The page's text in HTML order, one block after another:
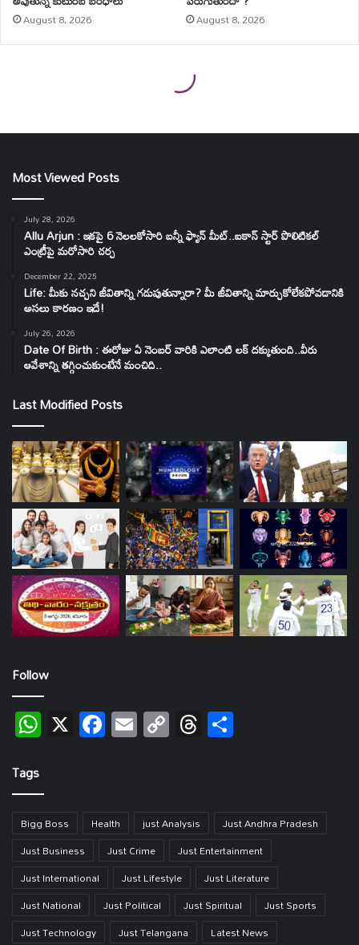
Most Viewed Posts
July 28, 2026
Allu Arjun : ఇకపై 6 నెలలకోసారి బన్నీ ఫ్యాన్ మీట్..ఐకాన్ స్టార్ పొలిటికల్
ఎంట్రీపై మరోసారి చర్చ
December 22, 2025
Life: మీకు నచ్చని జీవితాన్ని గడుపుతున్నారా? మీ జీవితాన్ని మార్చుకోలేకపోవడానికి
అసలు కారణం ఇదే!
July 26, 2026
Date Of Birth : ఈరోజు ఏ నెంబర్ వారికి ఎలాంటి లక్ దక్కుతుంది..వీరు
ఆవేశాన్ని తగ్గించుకుంటేనే మంచిది..
Last Modified Posts
Follow
WhatsApp
X Facebook
EmailCopy
Link
Threads
Tags
Bigg Boss Health just Analysis
Just Andhra Pradesh
Just Business
Just Crime
Just Entertainment
Just International
Just Lifestyle
Just Literature
Just National
Just Political Just Spiritual
Just Sports
Just Technology
Just Telangana Latest News